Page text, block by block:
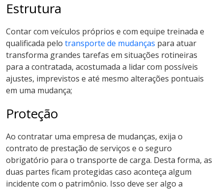
Estrutura
Contar com veículos próprios e com equipe treinada e
qualificada pelo transporte de mudanças para atuar
transforma grandes tarefas em situações rotineiras
para a contratada, acostumada a lidar com possíveis
ajustes, imprevistos e até mesmo alterações pontuais
em uma mudança;
Proteção
Ao contratar uma empresa de mudanças, exija o
contrato de prestação de serviços e o seguro
obrigatório para o transporte de carga. Desta forma, as
duas partes ficam protegidas caso aconteça algum
incidente com o patrimônio. Isso deve ser algo a